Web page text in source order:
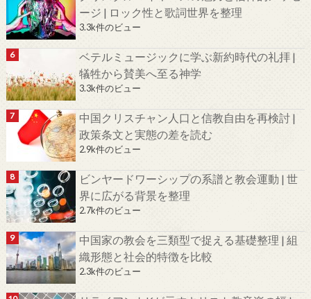
ージ | ロック性と歌詞世界を整理
3.3k件のビュー
ベテルミュージックに学ぶ新約時代の礼拝 |
犠牲から賛美へ至る神学
3.3k件のビュー
中国クリスチャン人口と信教自由を再検討 |
政策条文と実態の差を読む
2.9k件のビュー
ビンヤードワーシップの系譜と教会運動 | 世
界に広がる背景を整理
2.7k件のビュー
中国家の教会を三類型で捉える基礎整理 | 組
織形態と社会的特徴を比較
2.3k件のビュー